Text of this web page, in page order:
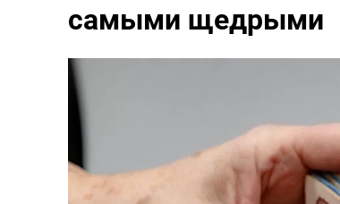
самыми щедрыми